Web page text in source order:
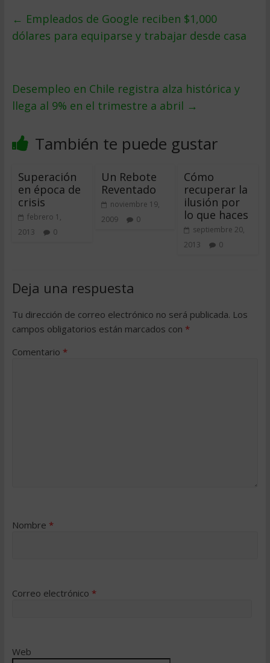
← Empleados de Google reciben $1,000
dólares para equiparse y trabajar desde casa
Desempleo en Chile registra alza histórica y
llega al 9% en el trimestre a abril →
También te puede gustar
Superación
en época de
crisis
febrero 1,
2013
0
Un Rebote
Reventado
noviembre 19,
2009
0
Cómo
recuperar la
ilusión por
lo que haces
septiembre 20,
2013
0
Deja una respuesta
Tu dirección de correo electrónico no será publicada. Los
campos obligatorios están marcados con *
Comentario *
Nombre *
Correo electrónico *
Web